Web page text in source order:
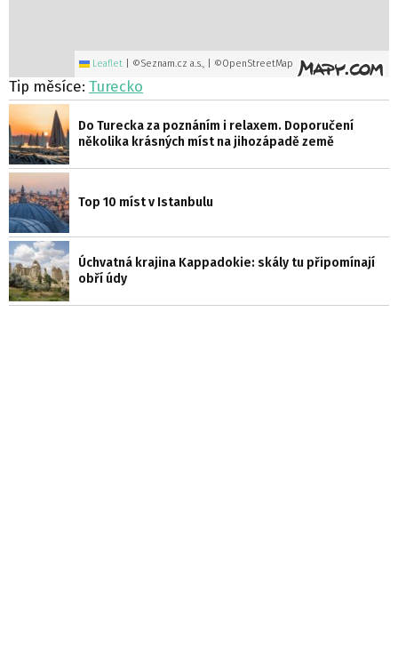
Leaflet ©Seznam.cz a.s., | ©OpenStreetMap
Tip měsíce: Turecko
Do Turecka za poznáním i relaxem. Doporučení
několika krásných míst na jihozápadě země
Top 10 míst v Istanbulu
Úchvatná krajina Kappadokie: skály tu připomínají
obří údy